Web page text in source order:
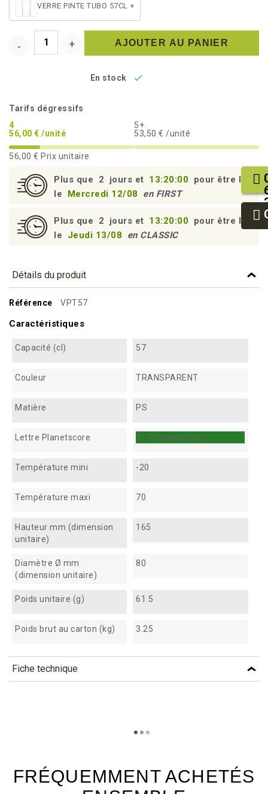
VERRE PINTE TUBO 57CL ▾
AJOUTER AU PANIER
En stock 
Tarifs dégressifs
4
56,00 € /unité
5+
53,50 € /unité
56,00 € Prix unitaire
Plus que 2 jours et 13:19:59 pour être livré
le
Mercredi 12/08 en FIRST
Plus que 2 jours et 13:19:59 pour être livré
le
Jeudi 13/08 en CLASSIC
Détails du produit
Référence VPT57
Caractéristiques
Capacité (cl) 57
Couleur TRANSPARENT
Matière PS
Lettre Planetscore A - En savoir plus...
Température mini -20
Température maxi 70
Hauteur mm (dimension
unitaire)
165
Diamètre Ø mm
(dimension unitaire)
80
Poids unitaire (g) 61.5
Poids brut au carton (kg) 3.25
Fiche technique
FRÉQUEMMENT ACHETÉS